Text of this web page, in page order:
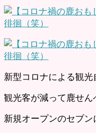
新型コロナによる観
観光客が減って鹿せん
新規オープンのセブ